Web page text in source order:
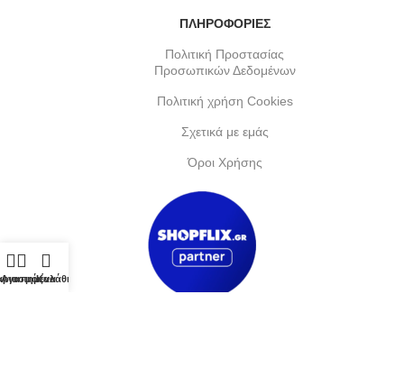
ΠΛΗΡΟΦΟΡΙΕΣ
Πολιτική Προστασίας
Προσωπικών Δεδομένων
Πολιτική χρήση Cookies
Σχετικά με εμάς
Όροι Χρήσης
Αγαπημένα
Καλάθι